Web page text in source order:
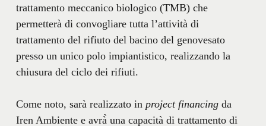
trattamento meccanico biologico (TMB) che
permetterà di convogliare tutta l’attività di
trattamento del rifiuto del bacino del genovesato
presso un unico polo impiantistico, realizzando la
chiusura del ciclo dei rifiuti.
Come noto, sarà realizzato in project financingda
Iren Ambiente e avrà̀ una capacità di trattamento di